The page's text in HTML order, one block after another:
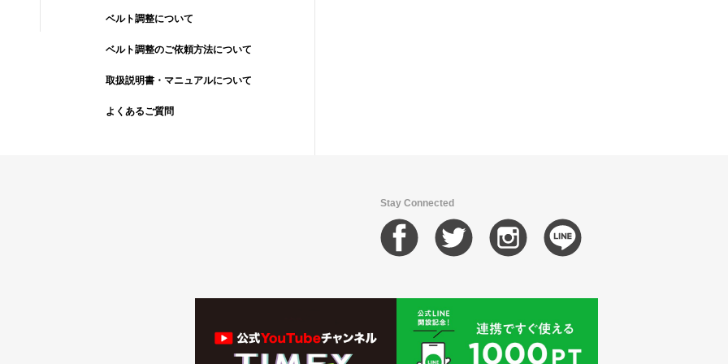
ベルト調整について
ベルト調整のご依頼方法について
取扱説明書・マニュアルについて
よくあるご質問
Stay Connected